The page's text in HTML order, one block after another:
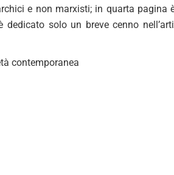
e non marxisti; in quarta pagina
dedicato solo un breve cenno
contemporanea